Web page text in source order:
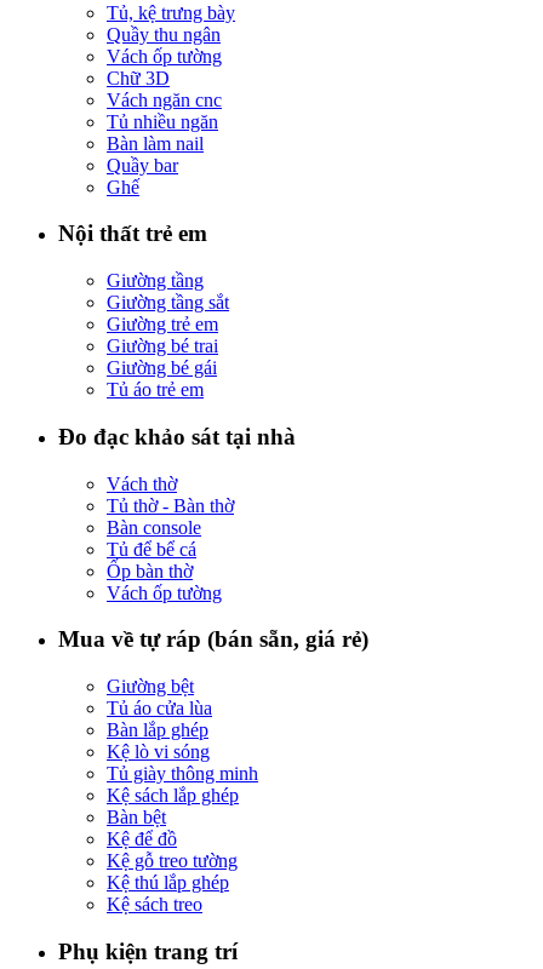
Tủ, kệ trưng bày
Quầy thu ngân
Vách ốp tường
Chữ 3D
Vách ngăn cnc
Tủ nhiều ngăn
Bàn làm nail
Quầy bar
Ghế
Nội thất trẻ em
Giường tầng
Giường tầng sắt
Giường trẻ em
Giường bé trai
Giường bé gái
Tủ áo trẻ em
Đo đạc khảo sát tại nhà
Vách thờ
Tủ thờ - Bàn thờ
Bàn console
Tủ để bể cá
Ốp bàn thờ
Vách ốp tường
Mua về tự ráp (bán sẵn, giá rẻ)
Giường bệt
Tủ áo cửa lùa
Bàn lắp ghép
Kệ lò vi sóng
Tủ giày thông minh
Kệ sách lắp ghép
Bàn bệt
Kệ để đồ
Kệ gỗ treo tường
Kệ thú lắp ghép
Kệ sách treo
Phụ kiện trang trí